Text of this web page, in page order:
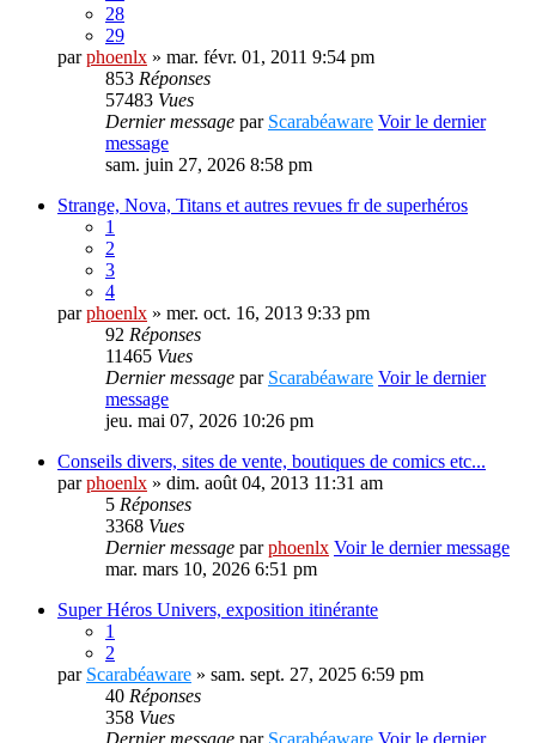
28
29
parphoenlx » mar. févr. 01, 2011 9:54 pm
853 Réponses
57483 Vues
Dernier message par Scarabéaware Voir le dernier
message
sam. juin 27, 2026 8:58 pm
Strange, Nova, Titans et autres revues fr de superhéros
1
2
3
4
parphoenlx » mer. oct. 16, 2013 9:33 pm
92 Réponses
11465 Vues
Dernier message par Scarabéaware Voir le dernier
message
jeu. mai 07, 2026 10:26 pm
Conseils divers, sites de vente, boutiques de comics etc...
parphoenlx » dim. août 04, 2013 11:31 am
5 Réponses
3368 Vues
Dernier message parphoenlx Voir le dernier message
mar. mars 10, 2026 6:51 pm
Super Héros Univers, exposition itinérante
1
2
par Scarabéaware » sam. sept. 27, 2025 6:59 pm
40 Réponses
358 Vues